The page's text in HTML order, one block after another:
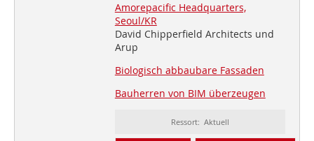
Amorepacific Headquarters,
Seoul/KR
David Chipperfield Architects und
Arup
Biologisch abbaubare Fassaden
Bauherren von BIM überzeugen
Ressort: Aktuell